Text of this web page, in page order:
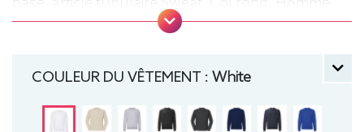
COULEUR DU VÊTEMENT : White